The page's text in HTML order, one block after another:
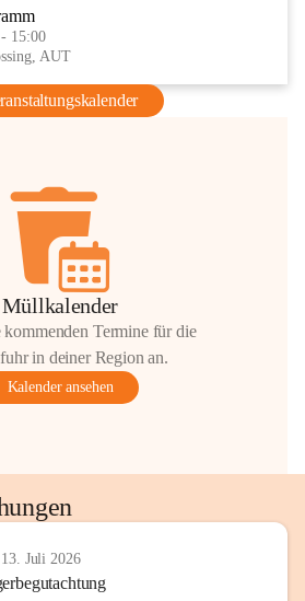
15:00
AUT
Müllkalender
kommenden Termine für die
in deiner Region an.
Kalender ansehen
Juli 2026